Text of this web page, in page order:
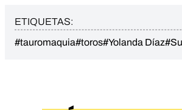
ETIQUETAS:
#tauromaquia#toros#Yolanda Díaz